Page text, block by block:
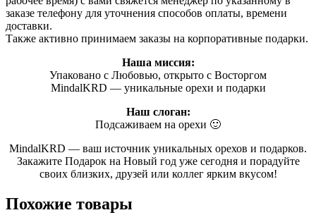
заказе телефону для уточнения способов оплаты, времени
доставки.
Также активно принимаем заказы на корпоративные подарки.
Наша миссия:
Упаковано с Любовью, открыто с Восторгом
MindalKRD — уникальные орехи и подарки
Наш слоган:
Подсаживаем на орехи 🙂
MindalKRD — ваш источник уникальных орехов и подарков.
Закажите Подарок на Новый год уже сегодня и порадуйте
своих близких, друзей или коллег ярким вкусом!
Похожие товары